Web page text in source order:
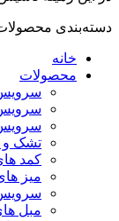
دسته‌بندی
خانه
محصولات
تشک و
کمد
میز
مبل